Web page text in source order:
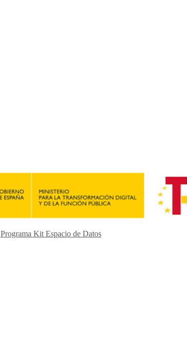
Programa Kit Espacio de Datos